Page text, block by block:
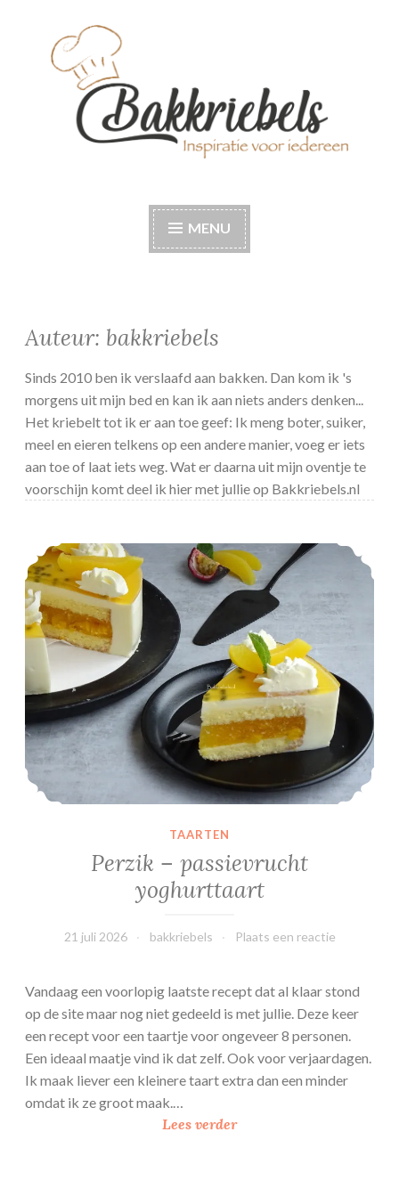
Bakkriebels
MENU
Auteur: bakkriebels
Sinds 2010 ben ik verslaafd aan bakken. Dan kom ik 's
morgens uit mijn bed en kan ik aan niets anders denken...
Het kriebelt tot ik er aan toe geef: Ik meng boter, suiker,
meel en eieren telkens op een andere manier, voeg er iets
aan toe of laat iets weg. Wat er daarna uit mijn oventje te
voorschijn komt deel ik hier met jullie op Bakkriebels.nl
Perzik – passievrucht yoghurttaart
TAARTEN
Perzik – passievrucht
yoghurttaart
21 juli 2026 bakkriebels Plaats een reactie
Vandaag een voorlopig laatste recept dat al klaar stond
op de site maar nog niet gedeeld is met jullie. Deze keer
een recept voor een taartje voor ongeveer 8 personen.
Een ideaal maatje vind ik dat zelf. Ook voor verjaardagen.
Ik maak liever een kleinere taart extra dan een minder
omdat ik ze groot maak.…
Lees verderP